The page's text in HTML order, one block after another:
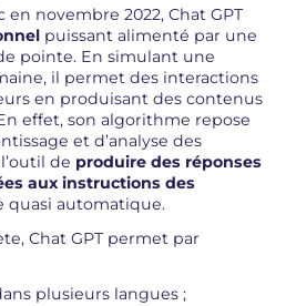
novembre 2022, Chat GPT
puissant alimenté par une
pointe. En simulant une
il permet des interactions
en produisant des contenus
effet, son algorithme repose
et d’analyse des
de produire des réponses
aux instructions des
quasi automatique.
Chat GPT permet par
plusieurs langues ;